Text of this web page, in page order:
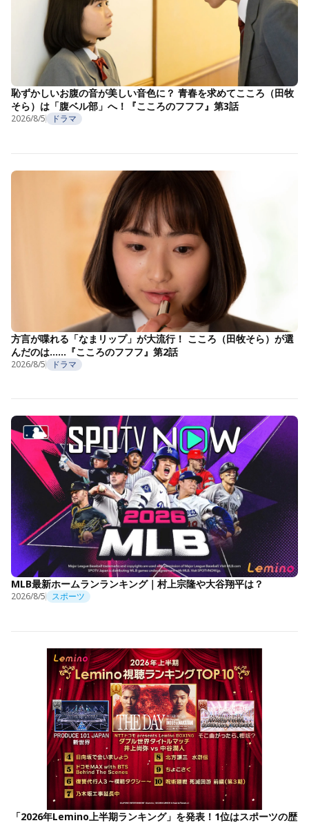
恥ずかしいお腹の音が美しい音色に？ 青春を求めてこころ（田牧
そら）は「腹ベル部」へ！『こころのフフフ』第3話
2026/8/5 ドラマ
方言が喋れる「なまリップ」が大流行！ こころ（田牧そら）が選
んだのは……『こころのフフフ』第2話
2026/8/5 ドラマ
MLB最新ホームランランキング｜村上宗隆や大谷翔平は？
2026/8/5 スポーツ
「2026年Lemino上半期ランキング」を発表！1位はスポーツの歴